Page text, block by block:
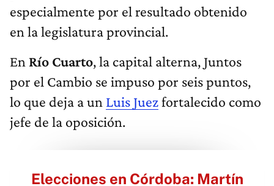
especialmente por el resultado obtenido
en la legislatura provincial.
En Río Cuarto, la capital alterna, Juntos
por el Cambio se impuso por seis puntos,
lo que deja a un Luis Juezfortalecido como
jefe de la oposición.
Elecciones en Córdoba: Martín